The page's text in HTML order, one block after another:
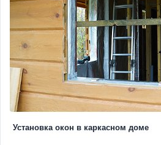
Установка окон в каркасном доме